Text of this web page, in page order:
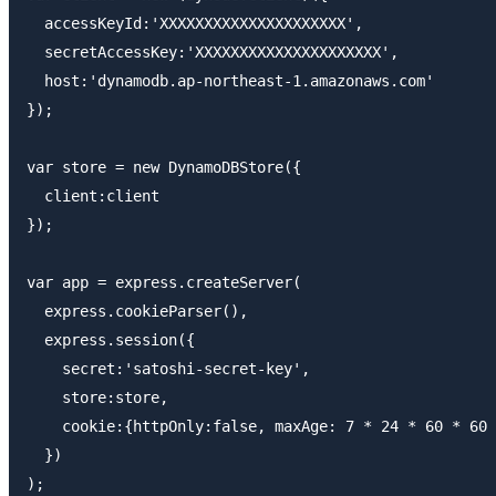
  accessKeyId:'XXXXXXXXXXXXXXXXXXXXX',
  secretAccessKey:'XXXXXXXXXXXXXXXXXXXXX',
  host:'dynamodb.ap-northeast-1.amazonaws.com'
});
var store = new DynamoDBStore({
  client:client
});
var app = express.createServer(
  express.cookieParser(),
  express.session({
    secret:'satoshi-secret-key',
    store:store,
cookie:{httpOnly:false, maxAge: 7 * 24 * 60 * 60
  })
);